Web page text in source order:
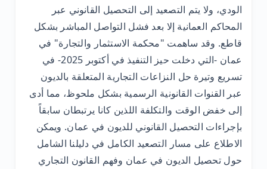
الودي، ولا يتم التصعيد إلى التحصيل القانوني عبر
المحاكم العمانية إلا بعد فشل التواصل المباشر بشكل
قاطع. وقد ساهمت "محكمة الاستثمار والتجارة" في
عمان -التي دخلت حيز التنفيذ في أكتوبر 2025- في
تسريع وتيرة حل النزاعات التجارية المتعلقة بالديون
عبر القنوات القانونية الرسمية بشكل ملحوظ، مما أدى
إلى خفض الوقت والتكلفة اللذين كانا يرتبطان سابقاً
بإجراءات التحصيل القانوني للديون في عمان. ويمكن
الاطلاع على مسار التصعيد الكامل في دليلنا الشامل
حول تحصيل الديون في عمان وفهم القانون التجاري